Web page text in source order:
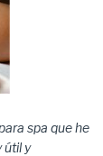
spa que he
útil y